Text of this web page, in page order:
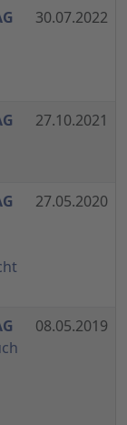
30.07.2022
27.10.2021
27.05.2020
08.05.2019